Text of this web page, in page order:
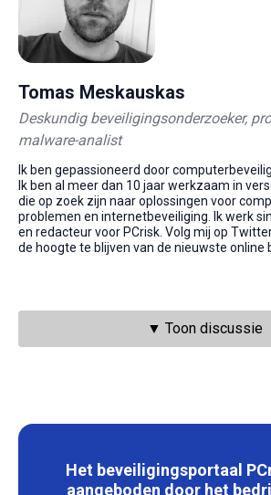
Tomas Meskauskas
Deskundig beveiligingsonderzoeker,
malware-analist
Ik ben gepassioneerd door
Ik ben al meer dan 10 jaar werkzaam in
die op zoek zijn naar oplossingen voor
problemen en internetbeveiliging. Ik werk
en redacteur voor PCrisk. Volg mij op
de hoogte te blijven van de nieuwste online
▼ Toon discussie
Het beveiligingsportaal
aangeboden door het